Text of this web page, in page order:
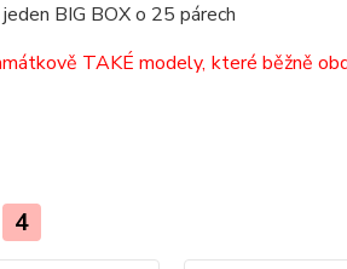
BIG BOX o 25 párech
TAKÉ modely, které běžně
4